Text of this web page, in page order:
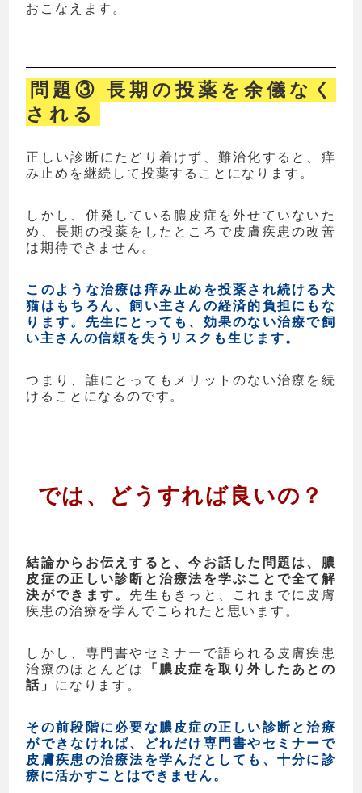
おこなえます。
問題③ 長期の投薬を余儀なく
される
正しい診断にたどり着けず、難治化すると、痒
み止めを継続して投薬することになります。
しかし、併発している膿皮症を外せていないた
め、長期の投薬をしたところで皮膚疾患の改善
は期待できません。
このような治療は痒み止めを投薬され続ける犬
猫はもちろん、飼い主さんの経済的負担にもな
ります。先生にとっても、効果のない治療で飼
い主さんの信頼を失うリスクも生じます。
つまり、誰にとってもメリットのない治療を続
けることになるのです。
では、どうすれば良いの？
結論からお伝えすると、今お話した問題は、膿
皮症の正しい診断と治療法を学ぶことで全て解
決ができます。 先生もきっと、これまでに皮膚
疾患の治療を学んでこられたと思います。
しかし、専門書やセミナーで語られる皮膚疾患
治療のほとんどは
「膿皮症を取り外したあとの
話」 になります。
その前段階に必要な膿皮症の正しい診断と治療
ができなければ、どれだけ専門書やセミナーで
皮膚疾患の治療法を学んだとしても、十分に診
療に活かすことはできません。